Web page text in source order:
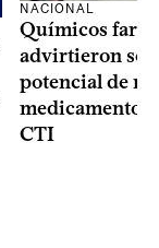
NACIONAL
Químicos
advirtieron
potencial de
medicamentos
CTI